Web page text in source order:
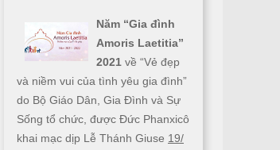
Năm “Gia đình
Amoris Laetitia”
2021 về “Vẻ đẹp
và niềm vui của tình yêu gia đình”
do Bộ Giáo Dân, Gia Đình và Sự
Sống tổ chức, được Đức Phanxicô
khai mạc dịp Lễ Thánh Giuse 19/